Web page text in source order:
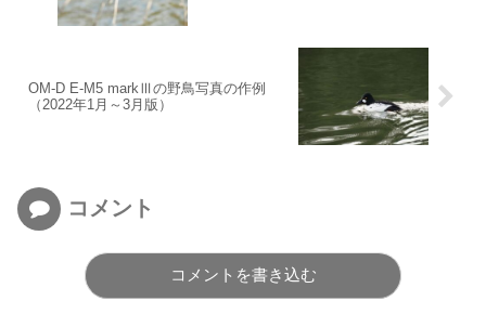
OM-D E-M5 markⅢの野鳥写真の作例
（2022年1月～3月版）
コメント
コメントを書き込む